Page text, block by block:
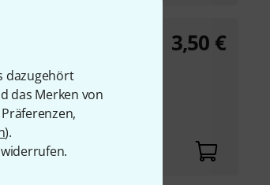
dazugehört
das Merken von
).
3,50 €